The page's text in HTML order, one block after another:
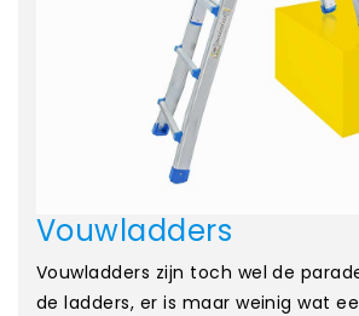
Vouwladders
Vouwladders zijn toch wel de
de ladders, er is maar weinig wat